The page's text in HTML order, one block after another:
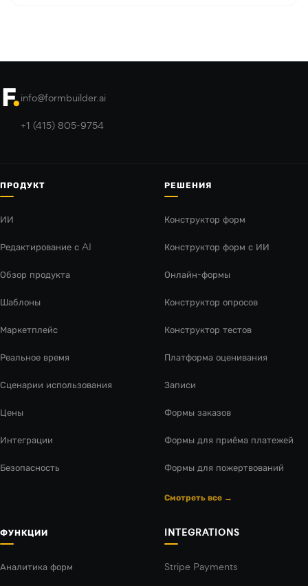
info@formbuilder.ai
+1 (415) 805-9754
ПРОДУКТ
ИИ
Редактирование с AI
Обзор продукта
Шаблоны
Маркетплейс
Реальное время
Сценарии использования
Цены
Интеграции
Безопасность
РЕШЕНИЯ
Конструктор форм
Конструктор форм с ИИ
Онлайн-формы
Конструктор опросов
Конструктор тестов
Платформа оценивания
Записи
Формы заказов
Формы для приёма платежей
Формы для пожертвований
Смотреть все →
ФУНКЦИИ
Аналитика форм
INTEGRATIONS
Stripe Payments